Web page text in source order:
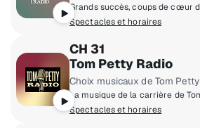
Spectacles et horaires
CH 31
Tom Petty Radio
Choix musicaux de Tom Petty
Spectacles et horaires